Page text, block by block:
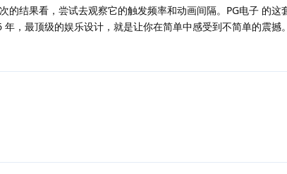
的结果看，尝试去观察它的触发频率和动画间隔。PG电子 的这
，最顶级的娱乐设计，就是让你在简单中感受到不简单的震撼